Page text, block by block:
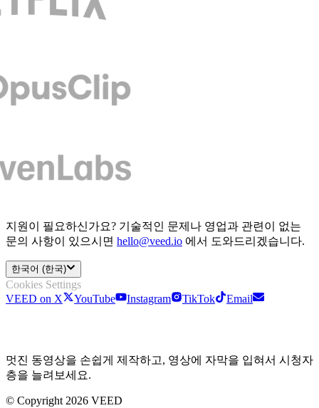
지원이 필요하신가요? 기술적인 문제나 영업과 관련이 없는
문의 사항이 있으시면 hello@veed.io 에서 도와드리겠습니다.
한국어 (한국)
Cookies Settings
VEED on X
YouTube Instagram TikTok Email
멋진 동영상을 손쉽게 제작하고, 영상에 자막을 입혀서 시청자
층을 늘려보세요.
© Copyright 2026 VEED